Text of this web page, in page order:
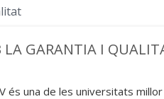
LA GARANTIA I
és una de les universitats